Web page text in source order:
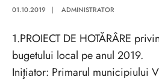
01.10.2019 | ADMINISTRATOR
1.PROIECT DE HOTĂRÂRE
bugetului local pe anul 2019.
Iniţiator: Primarul municipiului